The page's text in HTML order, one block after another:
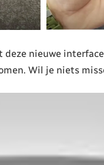
nieuwe
Wil je niets